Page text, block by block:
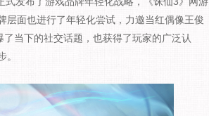
层面也进行了年轻化尝试，力邀当红偶像王俊
当下的社交话题，也获得了玩家的广泛认